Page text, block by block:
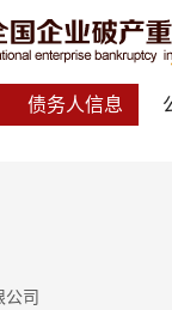
债务人信息
司